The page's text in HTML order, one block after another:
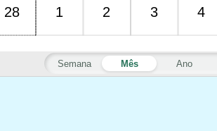
Semana Mês Ano
28 1 2 3 4